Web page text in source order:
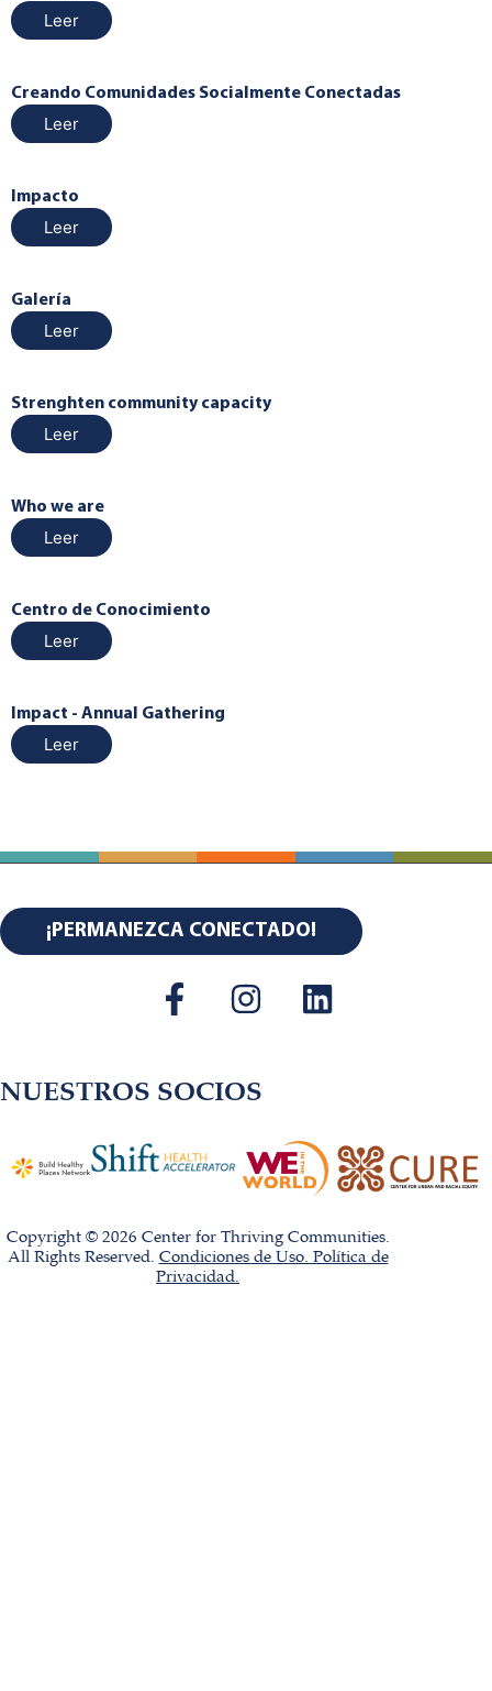
Leer
Creando Comunidades Socialmente Conectadas
Leer
Impacto
Leer
Galería
Leer
Strenghten community capacity
Leer
Who we are
Leer
Centro de Conocimiento
Leer
Impact - Annual Gathering
Leer
¡PERMANEZCA CONECTADO!
NUESTROS SOCIOS
Copyright © 2026 Center for Thriving Communities.
All Rights Reserved. Condiciones de Uso. Política de
Privacidad.